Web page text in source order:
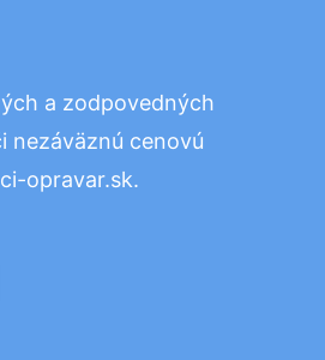
a zodpovedných
nezáväznú cenovú
opravar.sk.